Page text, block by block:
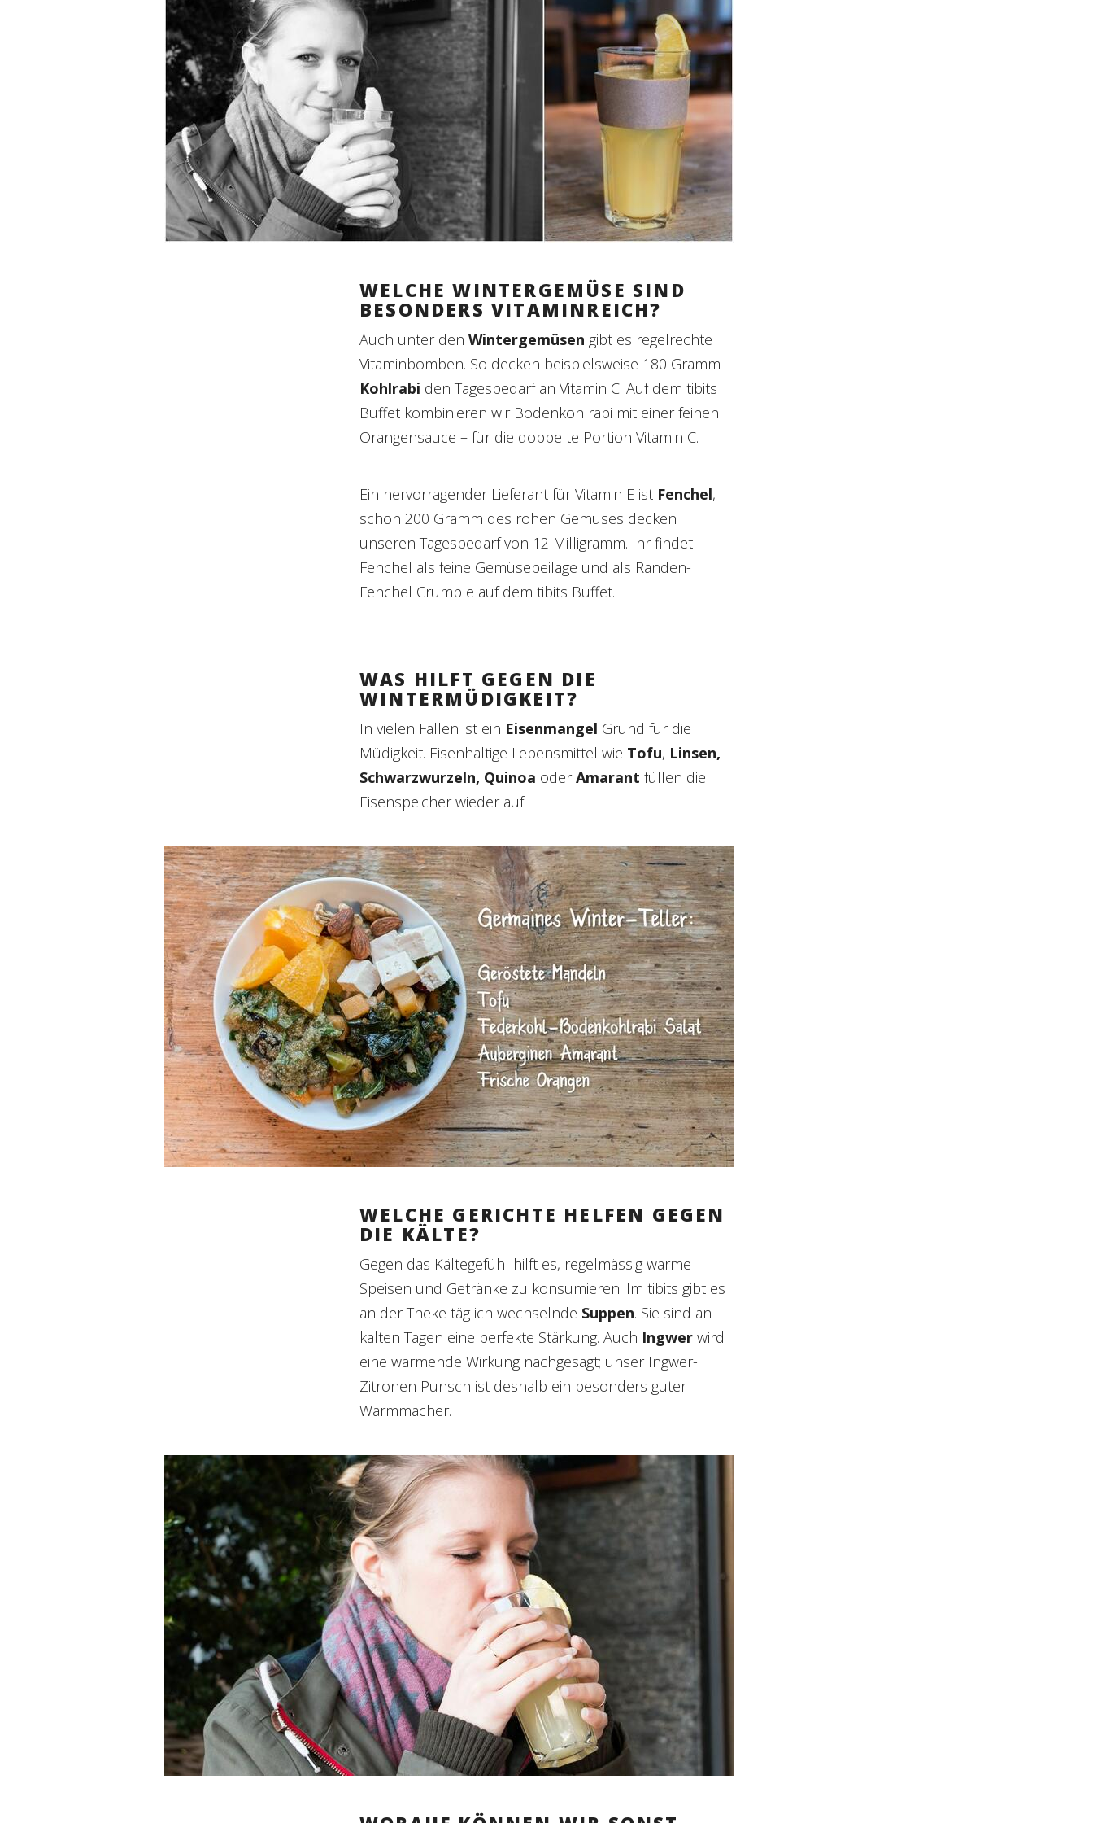
WELCHE WINTERGEMÜSE SIND
BESONDERS VITAMINREICH?
Auch unter den Wintergemüsen gibt es regelrechte
Vitaminbomben. So decken beispielsweise 180 Gramm
Kohlrabi den Tagesbedarf an Vitamin C. Auf dem tibits
Buffet kombinieren wir Bodenkohlrabi mit einer feinen
Orangensauce – für die doppelte Portion Vitamin C.
Ein hervorragender Lieferant für Vitamin E ist Fenchel,
schon 200 Gramm des rohen Gemüses decken
unseren Tagesbedarfvon 12 Milligramm. Ihr findet
Fenchel als feine Gemüsebeilage und als Randen-
Fenchel Crumble auf dem tibits Buffet.
WAS HILFT GEGEN DIE
WINTERMÜDIGKEIT?
In vielen Fällen ist ein Eisenmangel Grund für die
Müdigkeit. Eisenhaltige Lebensmittel wie Tofu, Linsen,
Schwarzwurzeln, Quinoa oderAmarant füllen die
Eisenspeicher wieder auf.
WELCHE GERICHTE HELFEN GEGEN
DIE KÄLTE?
Gegen das Kältegefühl hilft es, regelmässig warme
Speisen und Getränke zu konsumieren. Im tibits gibt es
an der Theke täglich wechselnde Suppen. Sie sind an
kalten Tagen eine perfekte Stärkung. Auch Ingwerwird
eine wärmende Wirkung nachgesagt; unser Ingwer-
Zitronen Punsch ist deshalb ein besonders guter
Warmmacher.